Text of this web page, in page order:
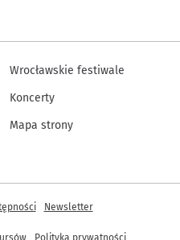
Wrocławskie festiwale
Koncerty
Mapa strony
Newsletter
Polityka prywatności